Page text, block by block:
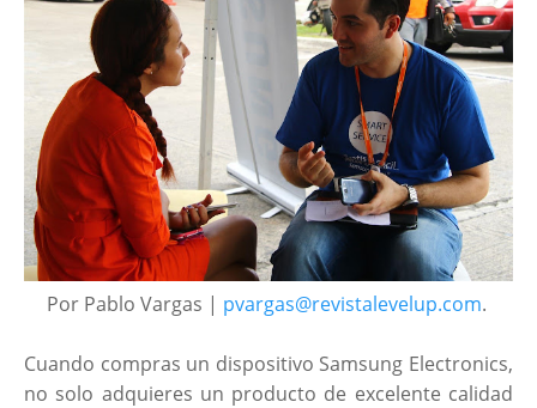
Por Pablo Vargas | pvargas@revistalevelup.com.
Cuando compras un dispositivo Samsung Electronics,
no solo adquieres un producto de excelente calidad